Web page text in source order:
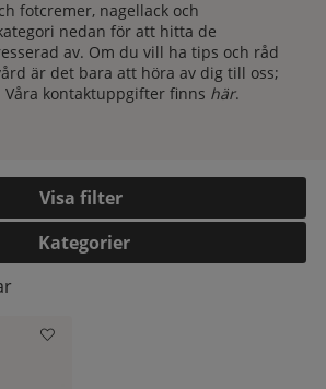
fotcremer, nagellack och
nedan för att hitta de
av. Om du vill ha tips och råd
är det bara att höra av dig till oss;
kontaktuppgifter finns här.
Filtrera
Kategorier